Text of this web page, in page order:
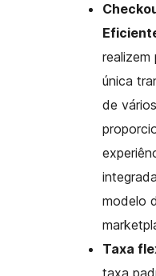
realizem
única
de
modelo
Taxa